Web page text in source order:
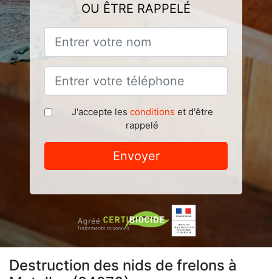
OU ÊTRE RAPPELÉ
J'accepte les conditions et d'être
rappelé
Envoyer
Destruction des nids de frelons à